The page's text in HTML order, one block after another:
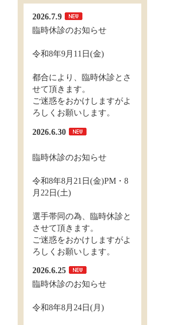
2026.7.9
臨時休診のお知らせ
令和8年9月11日(金)
都合により、臨時休診とさ
せて頂きます。
ご迷惑をおかけしますがよ
ろしくお願いします。
2026.6.30
臨時休診のお知らせ
令和8年8月21日(金)PM・8
月22日(土)
選手帯同の為、臨時休診と
させて頂きます。
ご迷惑をおかけしますがよ
ろしくお願いします。
2026.6.25
臨時休診のお知らせ
令和8年8月24日(月)